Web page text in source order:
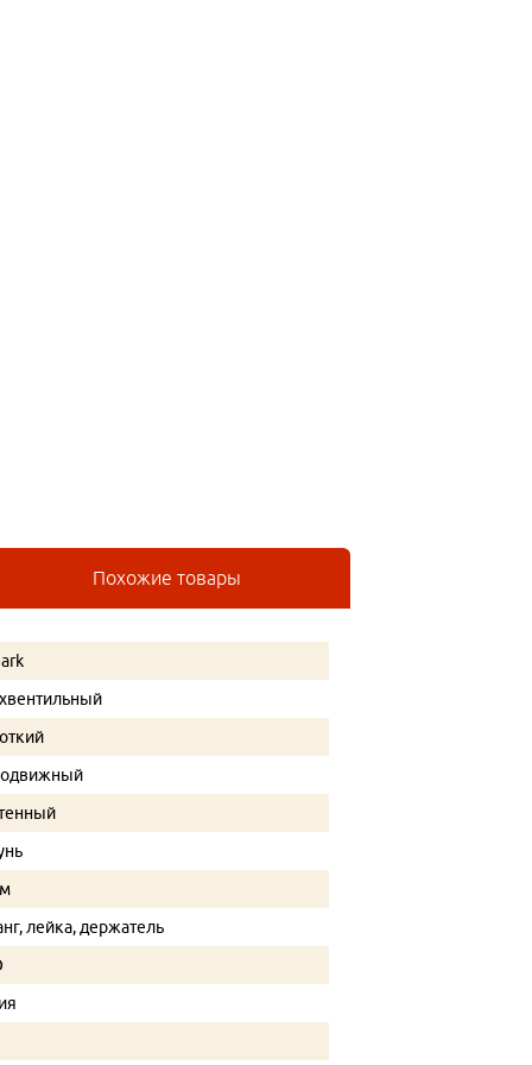
Похожие товары
лейка, держатель